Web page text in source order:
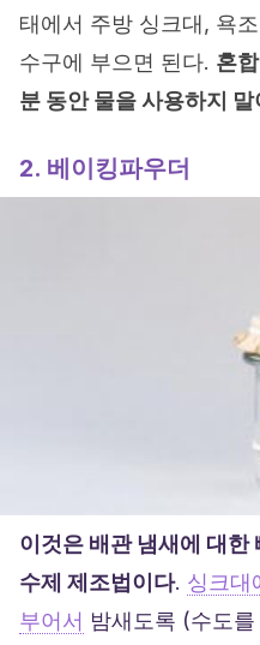
태에서 주방 싱크대, 욕
수구에 부으면 된다. 혼
분 동안 물을 사용하지
2. 베이킹파우더
이것은 배관 냄새에 대한
수제 제조법이다. 싱크대
부어서 밤새도록 (수도